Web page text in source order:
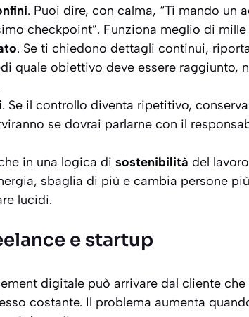
. Puoi dire, con calma, “Ti mando un
checkpoint”. Funziona meglio di
. Se ti chiedono dettagli continui,
quale obiettivo deve essere raggiunto,
. Se il controllo diventa ripetitivo,
se dovrai parlarne con il
in una logica di sostenibilità del
sbaglia di più e cambia persone
lucidi.
e startup
digitale può arrivare dal cliente
costante. Il problema aumenta